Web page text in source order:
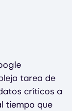
tarea de
críticos a
tiempo que